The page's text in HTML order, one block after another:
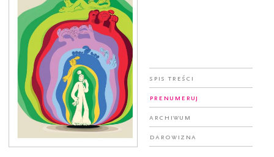
Spis treści
Prenumeruj
Archiwum
Darowizna